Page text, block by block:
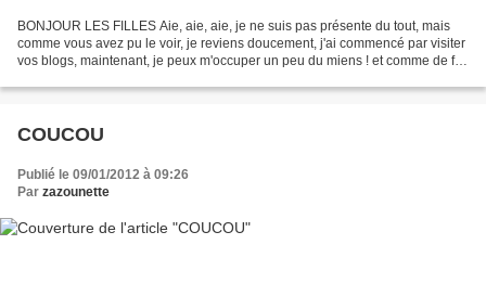
BONJOUR LES FILLES Aie, aie, aie, je ne suis pas présente du tout, mais
comme vous avez pu le voir, je reviens doucement, j'ai commencé par visiter
vos blogs, maintenant, je peux m'occuper un peu du miens ! et comme de fait
COUCOU
Publié le 09/01/2012 à 09:26
Par zazounette